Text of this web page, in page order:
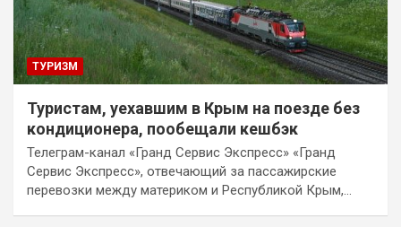
ТУРИЗМ
Туристам, уехавшим в Крым на поезде без
кондиционера, пообещали кешбэк
Телеграм-канал «Гранд Сервис Экспресс» «Гранд
Сервис Экспресс», отвечающий за пассажирские
перевозки между материком и Республикой Крым,…